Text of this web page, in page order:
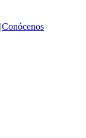
|Conócenos